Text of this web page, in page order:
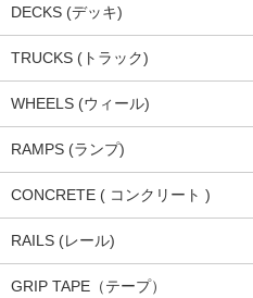
DECKS (デッキ)
TRUCKS (トラック)
WHEELS (ウィール)
RAMPS (ランプ)
CONCRETE ( コンクリート )
RAILS (レール)
GRIP TAPE（テープ）